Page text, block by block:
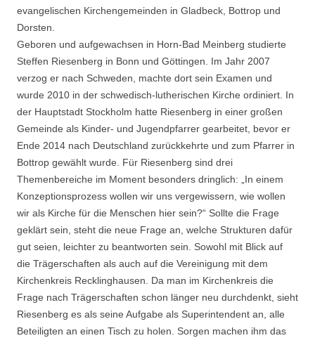
evangelischen Kirchengemeinden in Gladbeck, Bottrop und
Dorsten.
Geboren und aufgewachsen in Horn-Bad Meinberg studierte
Steffen Riesenberg in Bonn und Göttingen. Im Jahr 2007
verzog er nach Schweden, machte dort sein Examen und
wurde 2010 in der schwedisch-lutherischen Kirche ordiniert. In
der Hauptstadt Stockholm hatte Riesenberg in einer großen
Gemeinde als Kinder- und Jugendpfarrer gearbeitet, bevor er
Ende 2014 nach Deutschland zurückkehrte und zum Pfarrer in
Bottrop gewählt wurde. Für Riesenberg sind drei
Themenbereiche im Moment besonders dringlich: „In einem
Konzeptionsprozess wollen wir uns vergewissern, wie wollen
wir als Kirche für die Menschen hier sein?“ Sollte die Frage
geklärt sein, steht die neue Frage an, welche Strukturen dafür
gut seien, leichter zu beantworten sein. Sowohl mit Blick auf
die Trägerschaften als auch auf die Vereinigung mit dem
Kirchenkreis Recklinghausen. Da man im Kirchenkreis die
Frage nach Trägerschaften schon länger neu durchdenkt, sieht
Riesenberg es als seine Aufgabe als Superintendent an, alle
Beteiligten an einen Tisch zu holen. Sorgen machen ihm das